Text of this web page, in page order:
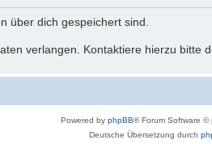
über dich gespeichert sind.
verlangen. Kontaktiere hierzu bitte
Powered by phpBB® Forum Software ©
Deutsche Übersetzung durch